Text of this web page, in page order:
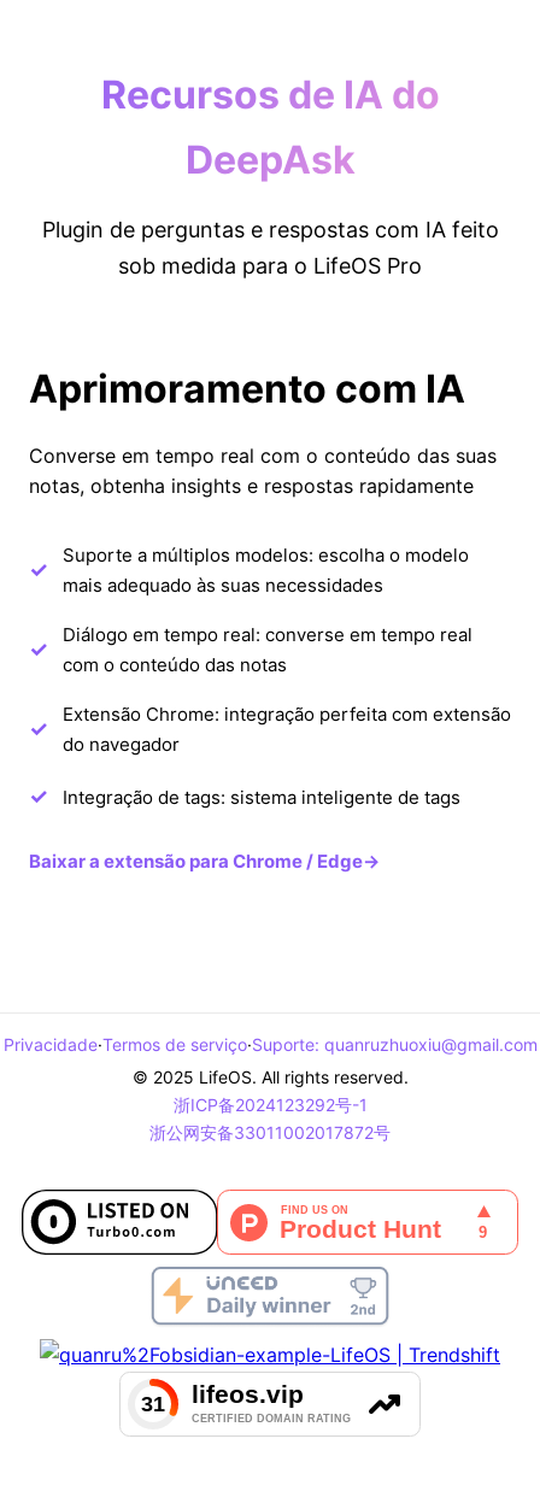
Recursos de IA do
DeepAsk
Plugin de perguntas e respostas com IA feito
sob medida para o LifeOS Pro
Aprimoramento com IA
Converse em tempo real com o conteúdo das suas
notas, obtenha insights e respostas rapidamente
Suporte a múltiplos modelos: escolha o modelo
mais adequado às suas necessidades
Diálogo em tempo real: converse em tempo real
com o conteúdo das notas
Extensão Chrome: integração perfeita com extensão
do navegador
Integração de tags: sistema inteligente de tags
Baixar a extensão para Chrome / Edge→
Privacidade·Termos de serviço·Suporte: quanruzhuoxiu@gmail.com
© 2025 LifeOS. All rights reserved.
浙ICP备2024123292号-1
浙公网安备33011002017872号